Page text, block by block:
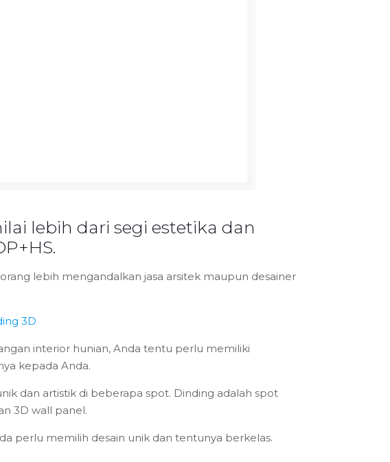
lebih dari segi estetika dan
lebih mengandalkan jasa arsitek maupun desainer
3D
interior hunian, Anda tentu perlu memiliki
kepada Anda.
dan artistik di beberapa spot. Dinding adalah spot
3D wall panel.
perlu memilih desain unik dan tentunya berkelas.